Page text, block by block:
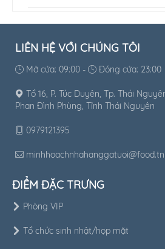
LIÊN HỆ VỚI CHÚNG TÔI
Mở cửa: 09:00 - Đóng cửa: 23:00
Tổ 16, P. Túc Duyên, Tp. Thái
Phan Đình Phùng, Tỉnh Thái Nguyên
0979121395
ĐIỂM ĐẶC TRƯNG
Phòng VIP
Tổ chức sinh nhật/họp mặt